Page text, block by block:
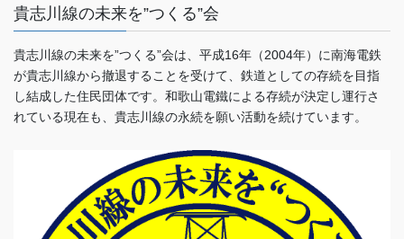
貴志川線の未来を”つくる”会
貴志川線の未来を”つくる”会は、平成16年（2004年）に南海電鉄
が貴志川線から撤退することを受けて、鉄道としての存続を目指
し結成した住民団体です。和歌山電鐵による存続が決定し運行さ
れている現在も、貴志川線の永続を願い活動を続けています。